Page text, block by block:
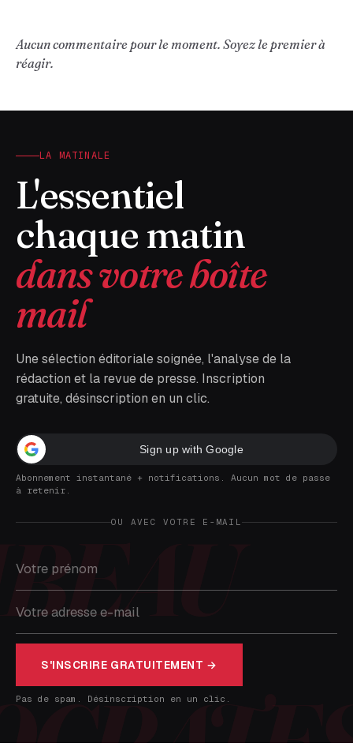
Aucun commentaire pour le moment. Soyez le premier à
réagir.
LA MATINALE
L'essentiel
chaque matin
dans votre boîte
mail
Une sélection éditoriale soignée, l'analyse de la
rédaction et la revue de presse. Inscription
gratuite, désinscription en un clic.
Sign up with Google
Abonnement instantané + notifications. Aucun mot de passe
à retenir.
OU AVEC VOTRE E-MAIL
S'INSCRIRE GRATUITEMENT →
Pas de spam. Désinscription en un clic.